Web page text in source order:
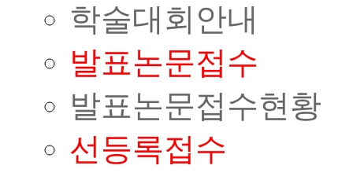
학술대회안내
발표논문접수
발표논문접수현황
선등록접수